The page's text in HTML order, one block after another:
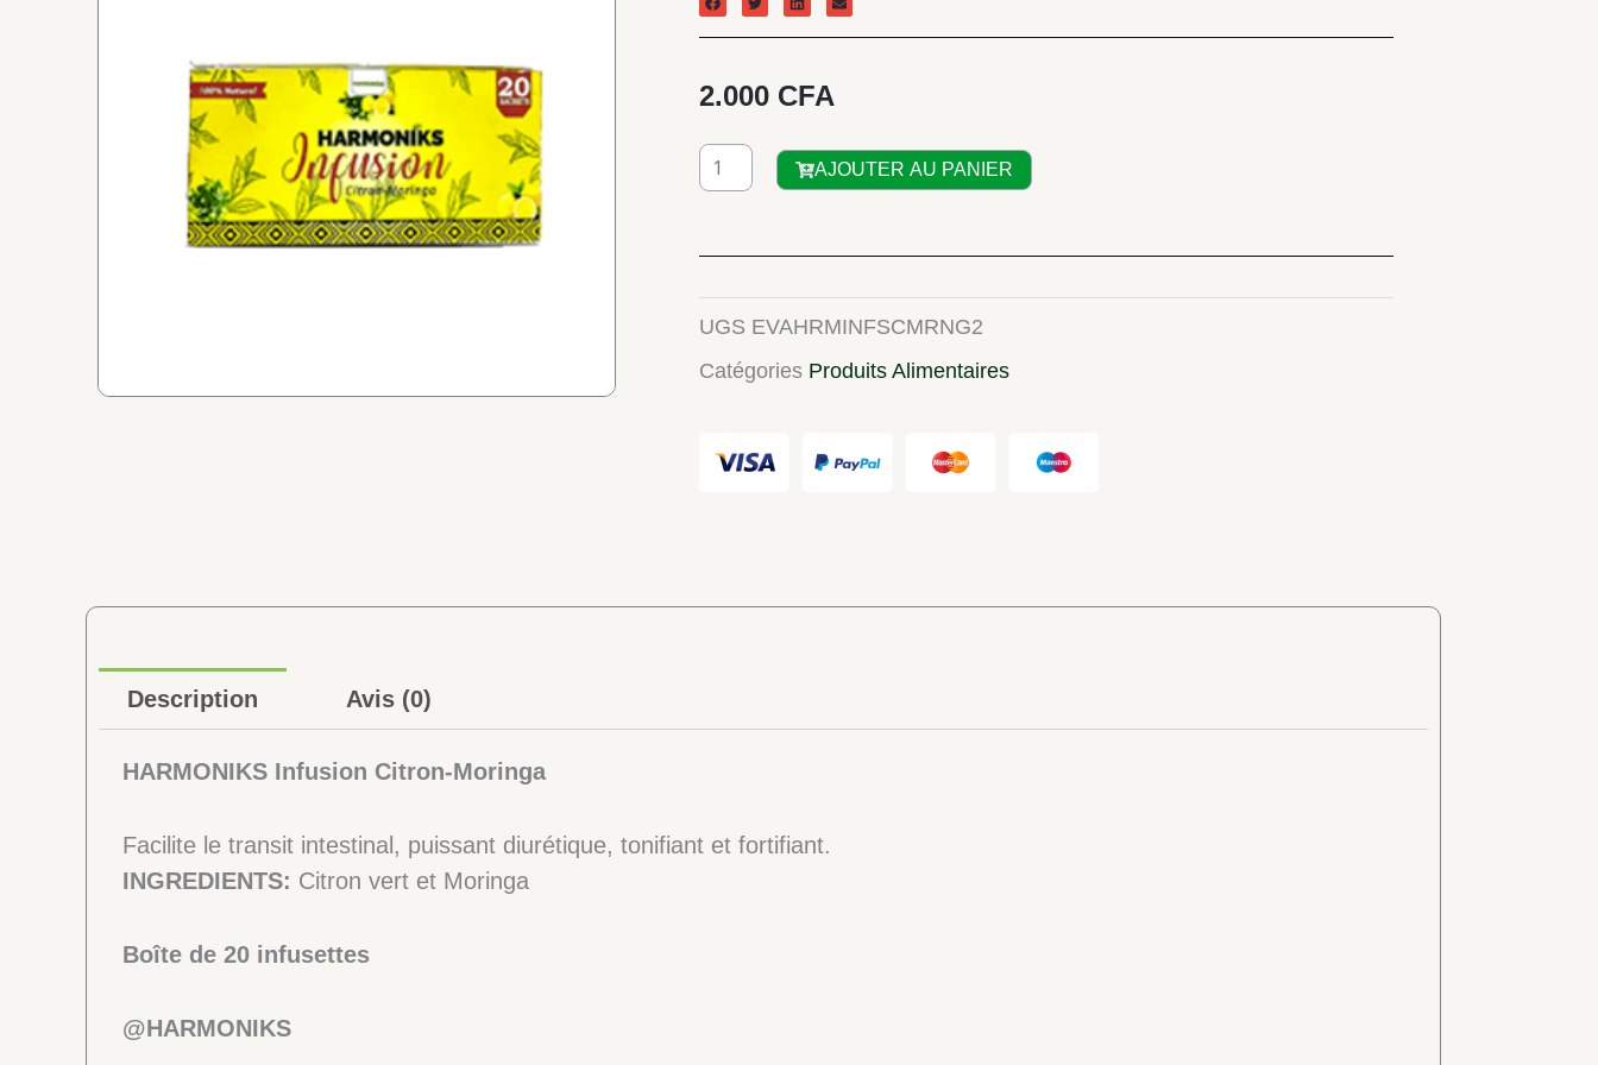
2.000 CFA
quantité
de
Citron-
Moringa
AJOUTER AU PANIER
UGS EVAHRMINFSCMRNG2
Catégories Produits Alimentaires
Description Avis (0)
HARMONIKS Infusion Citron-Moringa
Facilite le transit intestinal, puissant diurétique, tonifiant et fortifiant.
INGREDIENTS: Citron vert et Moringa
Boîte de 20 infusettes
@HARMONIKS